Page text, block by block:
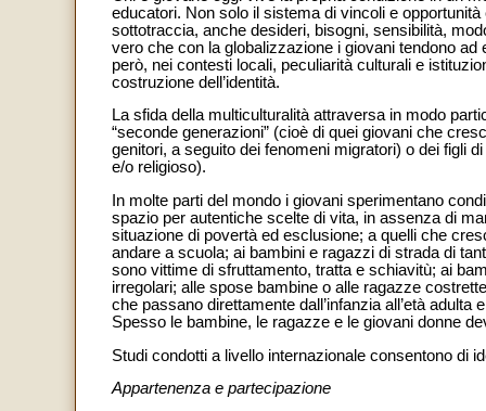
educatori. Non solo il sistema di vincoli e
sottotraccia, anche desideri, bisogni, sensibilità,
vero che con la globalizzazione i giovani tendono
però, nei contesti locali, peculiarità culturali e
costruzione dell’identità.
La sfida della multiculturalità attraversa in modo
“seconde generazioni” (cioè di quei giovani che
genitori, a seguito dei fenomeni migratori) o dei figli
e/o religioso).
In molte parti del mondo i giovani sperimentano
spazio per autentiche scelte di vita, in assenza di
situazione di povertà ed esclusione; a quelli che
andare a scuola; ai bambini e ragazzi di strada di
sono vittime di sfruttamento, tratta e schiavitù; ai
irregolari; alle spose bambine o alle ragazze
che passano direttamente dall’infanzia all’età
Spesso le bambine, le ragazze e le giovani donne
Studi condotti a livello internazionale consentono di
Appartenenza e partecipazione